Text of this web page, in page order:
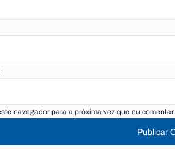
navegador para a próxima vez que eu comentar.
Publicar